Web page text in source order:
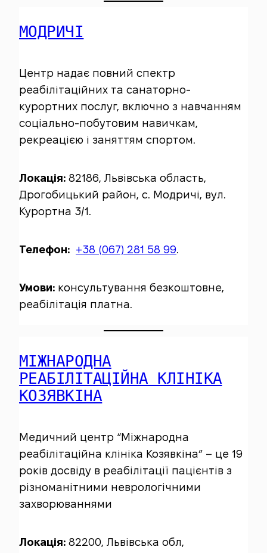
МОДРИЧІ
Центр надає повний спектр
реабілітаційних та санаторно-
курортних послуг, включно з навчанням
соціально-побутовим навичкам,
рекреацією і заняттям спортом.
Локація: 82186, Львівська область,
Дрогобицький район, с. Модричі, вул.
Курортна 3/1.
Телефон: +38 (067) 281 58 99.
Умови: консультування безкоштовне,
реабілітація платна.
МІЖНАРОДНА
РЕАБІЛІТАЦІЙНА КЛІНІКА
КОЗЯВКІНА
Медичний центр “Міжнародна
реабілітаційна клініка Козявкіна” – це 19
років досвіду в реабілітації пацієнтів з
різноманітними неврологічними
захворюваннями
Локація: 82200, Львівська обл,